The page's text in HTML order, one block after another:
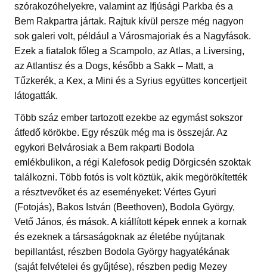
szórakozóhelyekre, valamint az Ifjúsági Parkba és a
Bem Rakpartra jártak. Rajtuk kívül persze még nagyon
sok galeri volt, például a Városmajoriak és a Nagyfások.
Ezek a fiatalok főleg a Scampolo, az Atlas, a Liversing,
az Atlantisz és a Dogs, később a Sakk – Matt, a
Tűzkerék, a Kex, a Mini és a Syrius együttes koncertjeit
látogatták.
Több száz ember tartozott ezekbe az egymást sokszor
átfedő körökbe. Egy részük még ma is összejár. Az
egykori Belvárosiak a Bem rakparti Bodola
emlékbulikon, a régi Kalefosok pedig Dörgicsén szoktak
találkozni. Több fotós is volt köztük, akik megörökítették
a résztvevőket és az eseményeket: Vértes Gyuri
(Fotojás), Bakos István (Beethoven), Bodola György,
Vető János, és mások. A kiállított képek ennek a kornak
és ezeknek a társaságoknak az életébe nyújtanak
bepillantást, részben Bodola György hagyatékának
(saját felvételei és gyűjtése), részben pedig Mezey